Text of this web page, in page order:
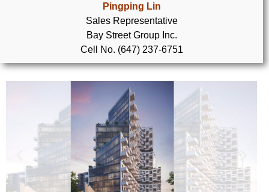
新居民
留学生指南
实用链接
加拿大房地产网站
大多伦多教育网站
大多伦多医疗机构
Pingping Lin
Sales Representative
Bay Street Group Inc.
Cell No. (647) 237-6751